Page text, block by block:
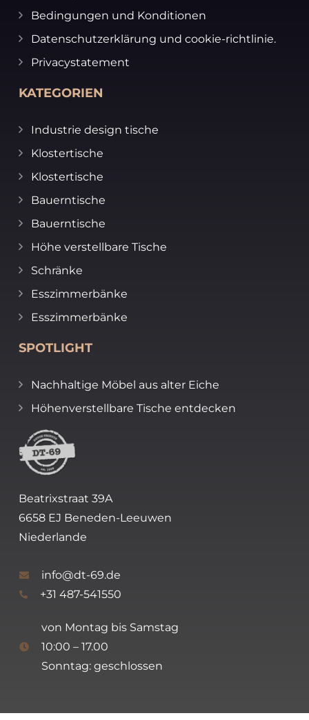
Bedingungen und Konditionen
Datenschutzerklärung und cookie-richtlinie.
Privacystatement
KATEGORIEN
Industrie design tische
Klostertische
Klostertische
Bauerntische
Bauerntische
Höhe verstellbare Tische
Schränke
Esszimmerbänke
Esszimmerbänke
SPOTLIGHT
Nachhaltige Möbel aus alter Eiche
Höhenverstellbare Tische entdecken
Beatrixstraat 39A
6658 EJ Beneden-Leeuwen
Niederlande
info@dt-69.de
+31 487-541550
von Montag bis Samstag
10:00 – 17.00
Sonntag: geschlossen